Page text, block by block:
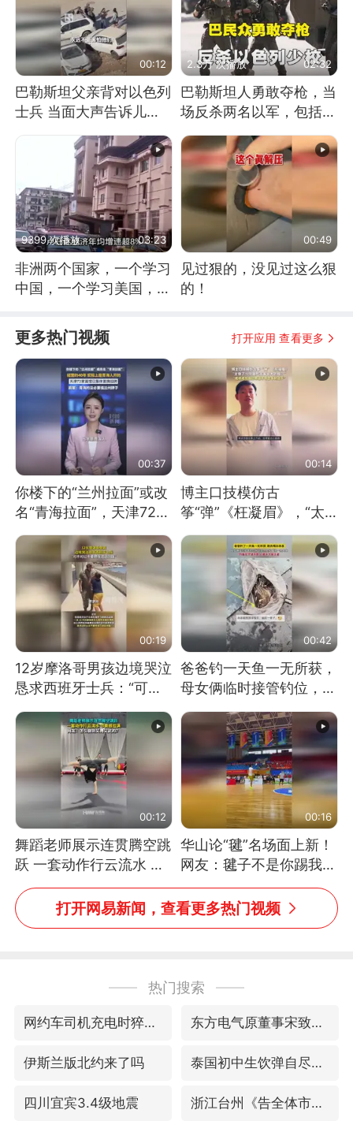
00:12
巴勒斯坦父亲背对以色列
士兵 当面大声告诉儿
2.3万 次播放 02:32
巴勒斯坦人勇敢夺枪，当
场反杀两名以军，包括一
9399 次播放 03:23
非洲两个国家，一个学习
中国，一个学习美国，结
00:49
见过狠的，没见过这么狠
的！
更多热门视频 打开应用 查看更多
00:37
你楼下的“兰州拉面”或改
名“青海拉面”，天津72家
面馆已集体更换招牌
00:14
博主口技模仿古
筝“弹”《枉凝眉》，“太
像了～你是吃古筝长大的
吗？”“或将成为首位考级
不带古筝的选手。”（来
源：新华每日电讯）
00:19
12岁摩洛哥男孩边境哭泣
恳求西班牙士兵：“可不
可以不要把我遣返回国”
00:42
爸爸钓一天鱼一无所获，
母女俩临时接管钓位，用
玩具鱼竿钓上大鱼
00:12
舞蹈老师展示连贯腾空跳
跃 一套动作行云流水 节
奏感拉满 网友：怎么做
到又舞又武的？
00:16
华山论“毽”名场面上新！
网友：毽子不是你踢我
捡，我踢你捡吗
打开网易新闻，查看更多热门视频
热门搜索
网约车司机充电时猝死保险拒赔 东方电气原董事宋致远被查
伊斯兰版北约来了吗 泰国初中生饮弹自尽前开了26枪
四川宜宾3.4级地震 浙江台州《告全体市民书》